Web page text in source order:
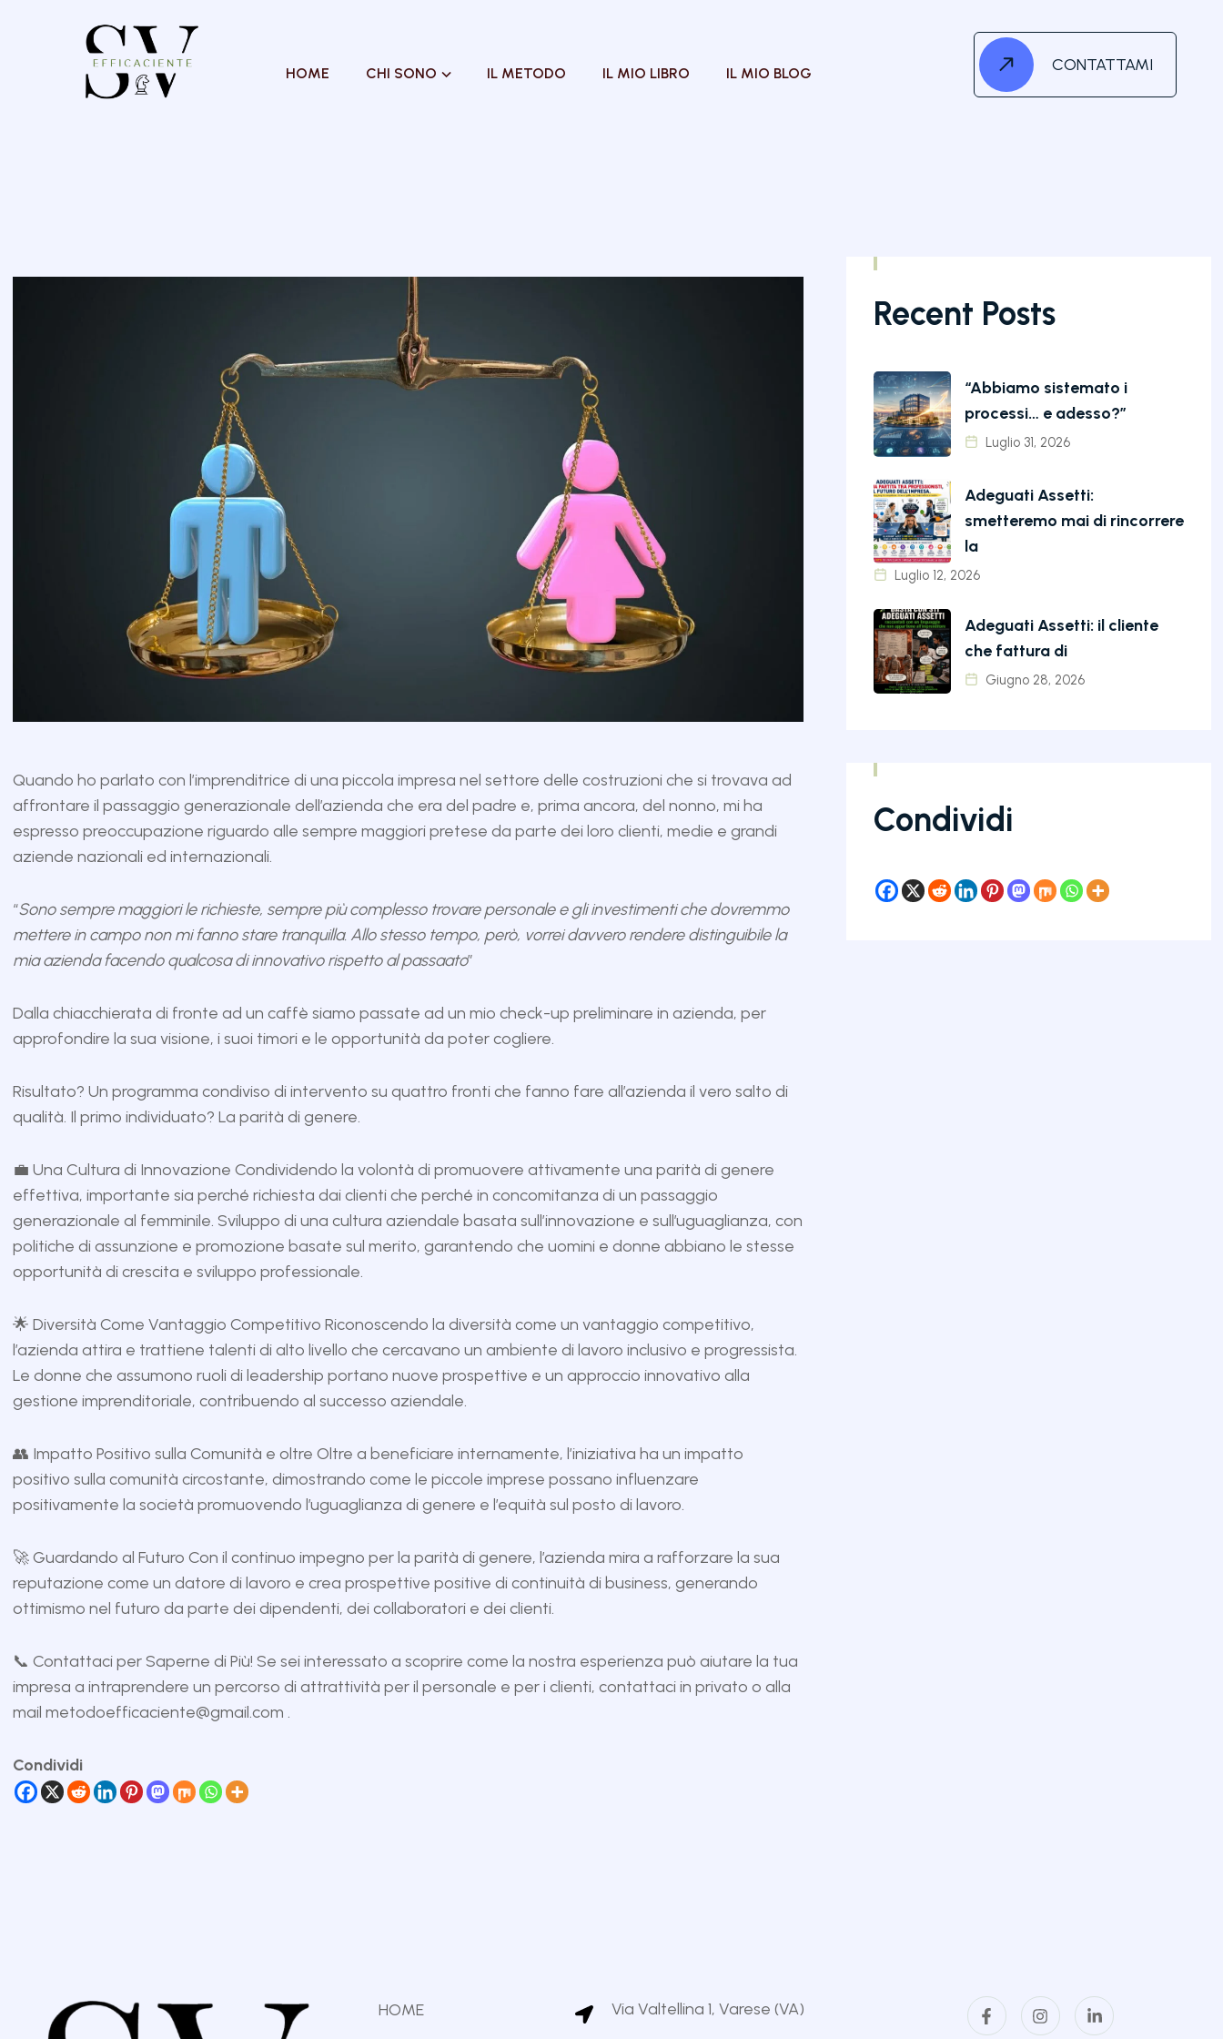
HOME CHI SONO IL METODO IL MIO LIBRO IL MIO BLOG CONTATTAMI
Quando ho parlato con l’imprenditrice di una piccola impresa nel settore delle costruzioni che si trovava ad
affrontare il passaggio generazionale dell’azienda che era del padre e, prima ancora, del nonno, mi ha
espresso preoccupazione riguardo alle sempre maggiori pretese da parte dei loro clienti, medie e grandi
aziende nazionali ed internazionali.
“Sono sempre maggiori le richieste, sempre più complesso trovare personale e gli investimenti che dovremmo
mettere in campo non mi fanno stare tranquilla. Allo stesso tempo, però, vorrei davvero rendere distinguibile la
mia azienda facendo qualcosa di innovativo rispetto al passaato”
Dalla chiacchierata di fronte ad un caffè siamo passate ad un mio check-up preliminare in azienda, per
approfondire la sua visione, i suoi timori e le opportunità da poter cogliere.
Risultato? Un programma condiviso di intervento su quattro fronti che fanno fare all’azienda il vero salto di
qualità. Il primo individuato? La parità di genere.
💼 Una Cultura di Innovazione Condividendo la volontà di promuovere attivamente una parità di genere
effettiva, importante sia perché richiesta dai clienti che perché in concomitanza di un passaggio
generazionale al femminile. Sviluppo di una cultura aziendale basata sull’innovazione e sull’uguaglianza, con
politiche di assunzione e promozione basate sul merito, garantendo che uomini e donne abbiano le stesse
opportunità di crescita e sviluppo professionale.
🌟 Diversità Come Vantaggio Competitivo Riconoscendo la diversità come un vantaggio competitivo,
l’azienda attira e trattiene talenti di alto livello che cercavano un ambiente di lavoro inclusivo e progressista.
Le donne che assumono ruoli di leadership portano nuove prospettive e un approccio innovativo alla
gestione imprenditoriale, contribuendo al successo aziendale.
👥 Impatto Positivo sulla Comunità e oltre Oltre a beneficiare internamente, l’iniziativa ha un impatto
positivo sulla comunità circostante, dimostrando come le piccole imprese possano influenzare
positivamente la società promuovendo l’uguaglianza di genere e l’equità sul posto di lavoro.
🚀 Guardando al Futuro Con il continuo impegno per la parità di genere, l’azienda mira a rafforzare la sua
reputazione come un datore di lavoro e crea prospettive positive di continuità di business, generando
ottimismo nel futuro da parte dei dipendenti, dei collaboratori e dei clienti.
📞 Contattaci per Saperne di Più! Se sei interessato a scoprire come la nostra esperienza può aiutare la tua
impresa a intraprendere un percorso di attrattività per il personale e per i clienti, contattaci in privato o alla
mail metodoefficaciente@gmail.com .
Condividi
Recent Posts
“Abbiamo sistemato i
processi… e adesso?”
Luglio 31, 2026
Adeguati Assetti:
smetteremo mai di rincorrere
la
Luglio 12, 2026
Adeguati Assetti: il cliente
che fattura di
Giugno 28, 2026
Condividi
HOME Via Valtellina 1, Varese (VA)